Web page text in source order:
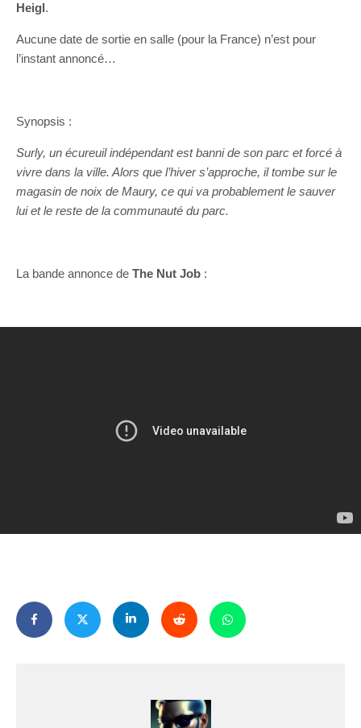
Heigl.
Aucune date de sortie en salle (pour la France) n’est pour
l’instant annoncé…
Synopsis :
Surly, un écureuil indépendant est banni de son parc et forcé à
vivre dans la ville. Alors que l’hiver s’approche, il tombe sur le
magasin de noix de Maury, ce qui va probablement le sauver
lui et le reste de la communauté du parc.
La bande annonce de The Nut Job :